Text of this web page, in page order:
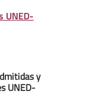
UNED-
y
UNED-